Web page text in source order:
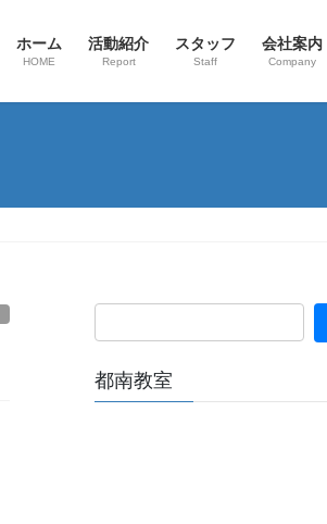
ホーム
HOME
活動紹介
Report
スタッフ
Staff
会社案内
Company
都南教室